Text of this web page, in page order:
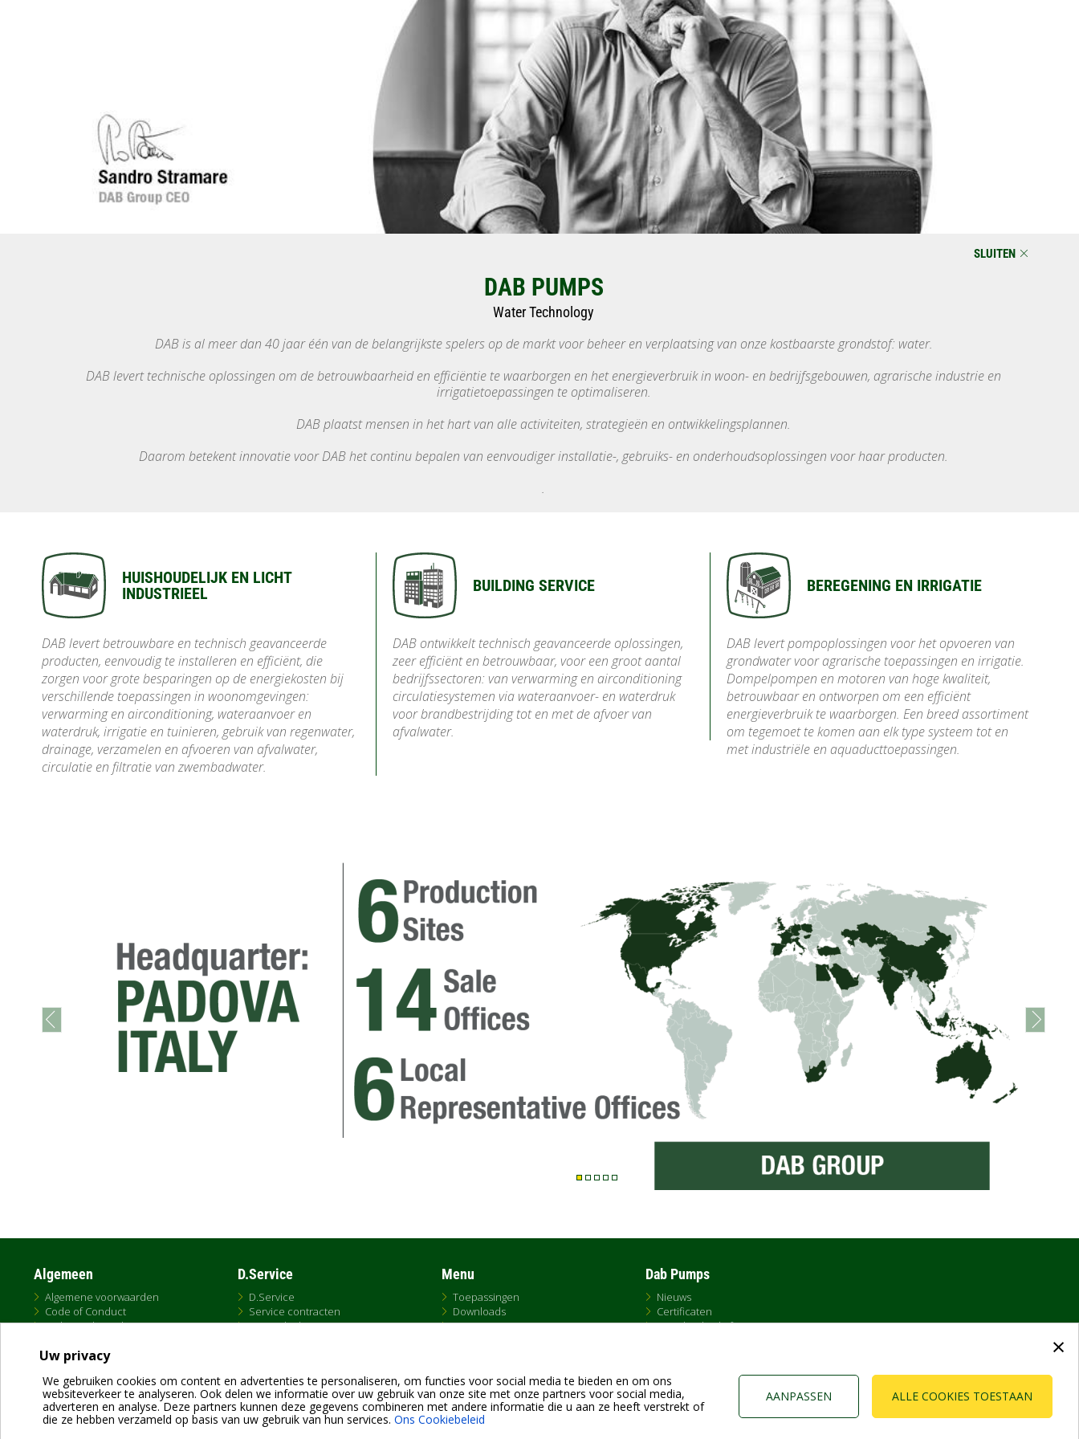
×
Uw privacy
We gebruiken cookies om content en advertenties te personaliseren, om functies voor social media te bieden en om ons
websiteverkeer te analyseren. Ook delen we informatie over uw gebruik van onze site met onze partners voor social media,
adverteren en analyse. Deze partners kunnen deze gegevens combineren met andere informatie die u aan ze heeft verstrekt of
die ze hebben verzameld op basis van uw gebruik van hun services. Ons Cookiebeleid
ALLE COOKIES TOESTAAN
AANPASSEN
SLUITEN
DAB PUMPS
Water Technology
DAB is al meer dan 40 jaar één van de belangrijkste spelers op de markt voor beheer en verplaatsing van onze kostbaarste grondstof: water.
DAB levert technische oplossingen om de betrouwbaarheid en efficiëntie te waarborgen en het energieverbruik in woon- en bedrijfsgebouwen, agrarische industrie en
irrigatietoepassingen te optimaliseren.
DAB plaatst mensen in het hart van alle activiteiten, strategieën en ontwikkelingsplannen.
Daarom betekent innovatie voor DAB het continu bepalen van eenvoudiger installatie-, gebruiks- en onderhoudsoplossingen voor haar producten.
.
HUISHOUDELIJK EN LICHT
INDUSTRIEEL
DAB levert betrouwbare en technisch geavanceerde
producten, eenvoudig te installeren en efficiënt, die
zorgen voor grote besparingen op de energiekosten bij
verschillende toepassingen in woonomgevingen:
verwarming en airconditioning, wateraanvoer en
waterdruk, irrigatie en tuinieren, gebruik van regenwater,
drainage, verzamelen en afvoeren van afvalwater,
circulatie en filtratie van zwembadwater.
BUILDING SERVICE
DAB ontwikkelt technisch geavanceerde oplossingen,
zeer efficiënt en betrouwbaar, voor een groot aantal
bedrijfssectoren: van verwarming en airconditioning
circulatiesystemen via wateraanvoer- en waterdruk
voor brandbestrijding tot en met de afvoer van
afvalwater.
BEREGENING EN IRRIGATIE
DAB levert pompoplossingen voor het opvoeren van
grondwater voor agrarische toepassingen en irrigatie.
Dompelpompen en motoren van hoge kwaliteit,
betrouwbaar en ontworpen om een efficiënt
energieverbruik te waarborgen. Een breed assortiment
om tegemoet te komen aan elk type systeem tot en
met industriële en aquaducttoepassingen.
prev next
Algemeen
Algemene voorwaarden
Code of Conduct
Online Sales Policy
Cookies
D.Service
D.Service
Service contracten
DVU Calculator
Menu
Toepassingen
Downloads
BIM
Dab Pumps
Nieuws
Certificaten
Over het bedrijf
Dab Pumps Spa © Via Marco Polo, 14 Mestrino Padova - Italy Tel. +39.049.5125000 Fax +39.049.5125950